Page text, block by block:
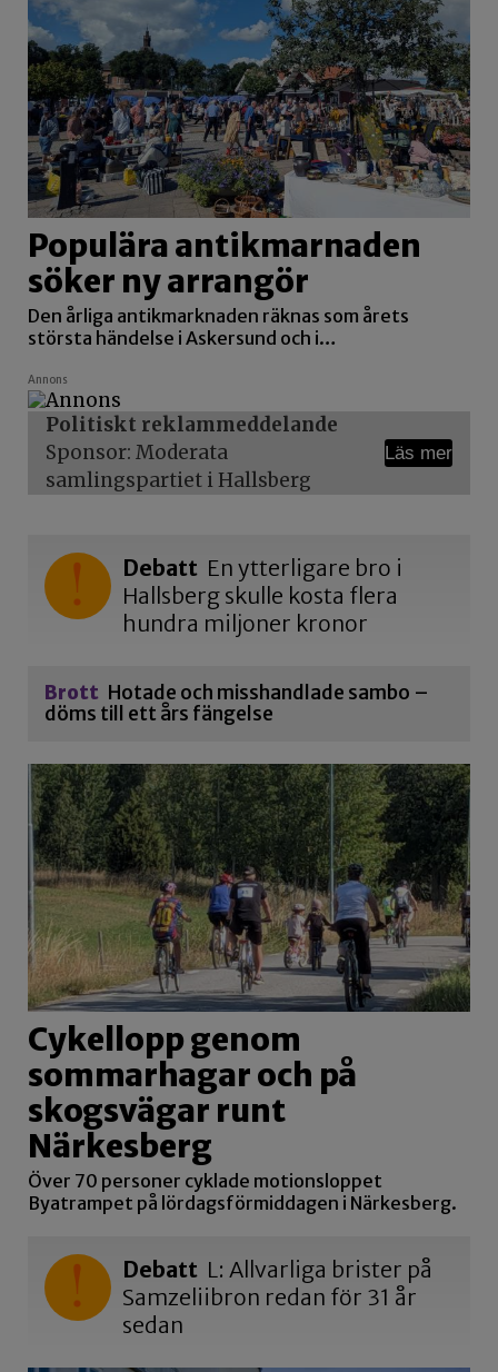
Populära antikmarnaden
söker ny arrangör
Den årliga antikmarknaden räknas som årets
största händelse i Askersund och i…
Annons
Politiskt reklammeddelande
Sponsor: Moderata
samlingspartiet i Hallsberg
Läs mer
Debatt En ytterligare bro i
Hallsberg skulle kosta flera
hundra miljoner kronor
Brott Hotade och misshandlade sambo –
döms till ett års fängelse
Cykellopp genom
sommarhagar och på
skogsvägar runt
Närkesberg
Över 70 personer cyklade motionsloppet
Byatrampet på lördagsförmiddagen i Närkesberg.
Debatt L: Allvarliga brister på
Samzeliibron redan för 31 år
sedan